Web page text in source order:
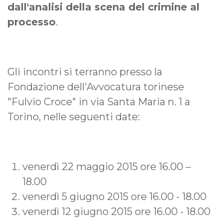
dall'analisi della scena del crimine al
processo.
Gli incontri si terranno presso la
Fondazione dell'Avvocatura torinese
"Fulvio Croce" in via Santa Maria n. 1 a
Torino, nelle seguenti date:
venerdì 22 maggio 2015 ore 16.00 –
18.00
venerdì 5 giugno 2015 ore 16.00 - 18.00
venerdì 12 giugno 2015 ore 16.00 - 18.00